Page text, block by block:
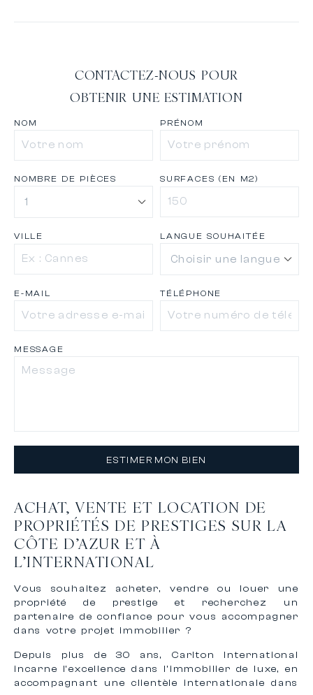
CONTACTEZ-NOUS POUR
OBTENIR UNE ESTIMATION
NOM PRÉNOM
NOMBRE DE PIÈCES SURFACES (EN M2)
VILLE LANGUE SOUHAITÉE
E-MAIL TÉLÉPHONE
MESSAGE
ESTIMER MON BIEN
ACHAT, VENTE ET LOCATION DE
PROPRIÉTÉS DE PRESTIGES SUR LA
CÔTE D’AZUR ET À
L’INTERNATIONAL
Vous souhaitez acheter, vendre ou louer une
propriété de prestige et recherchez un
partenaire de confiance pour vous accompagner
dans votre projet immobilier ?
Depuis plus de 30 ans, Carlton International
incarne l’excellence dans l’immobilier de luxe, en
accompagnant une clientèle internationale dans